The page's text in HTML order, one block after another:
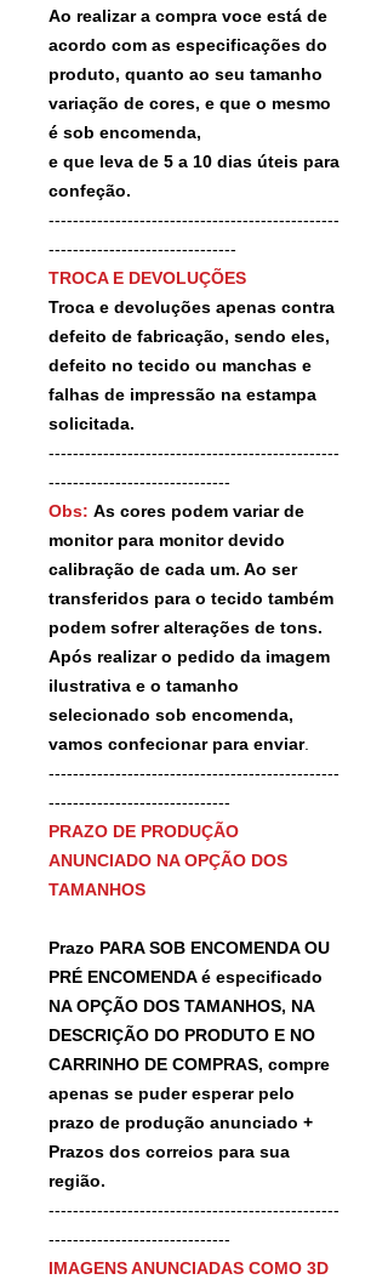
Ao realizar a compra voce está de
acordo com as especificações do
produto, quanto ao seu tamanho
variação de cores, e que o mesmo
é sob encomenda,
e que leva de 5 a 10 dias úteis para
confeção.
------------------------------------------------
-------------------------------
TROCA E DEVOLUÇÕES
Troca e devoluções apenas contra
defeito de fabricação, sendo eles,
defeito no tecido ou manchas e
falhas de impressão na estampa
solicitada.
------------------------------------------------
------------------------------
Obs: As cores podem variar de
monitor para monitor devido
calibração de cada um. Ao ser
transferidos para o tecido também
podem sofrer alterações de tons.
Após realizar o pedido da imagem
ilustrativa e o tamanho
selecionado sob encomenda,
vamos confecionar para enviar.
------------------------------------------------
------------------------------
PRAZO DE PRODUÇÃO
ANUNCIADO NA OPÇÃO DOS
TAMANHOS
Prazo PARA SOB ENCOMENDA OU
PRÉ ENCOMENDA é especificado
NA OPÇÃO DOS TAMANHOS, NA
DESCRIÇÃO DO PRODUTO E NO
CARRINHO DE COMPRAS, compre
apenas se puder esperar pelo
prazo de produção anunciado +
Prazos dos correios para sua
região.
------------------------------------------------
------------------------------
IMAGENS ANUNCIADAS COMO 3D